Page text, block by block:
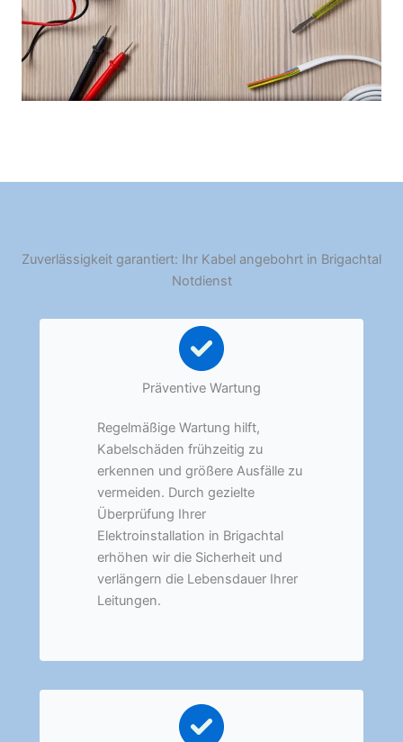
Zuverlässigkeit garantiert: Ihr Kabel angebohrt in Brigachtal
Notdienst
Präventive Wartung
Regelmäßige Wartung hilft,
Kabelschäden frühzeitig zu
erkennen und größere Ausfälle zu
vermeiden. Durch gezielte
Überprüfung Ihrer
Elektroinstallation in Brigachtal
erhöhen wir die Sicherheit und
verlängern die Lebensdauer Ihrer
Leitungen.